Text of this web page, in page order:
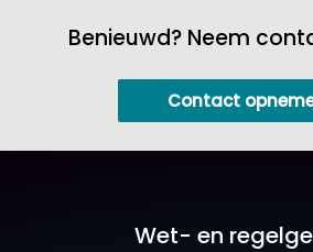
Benieuwd? Neem
Contact
Wet- en